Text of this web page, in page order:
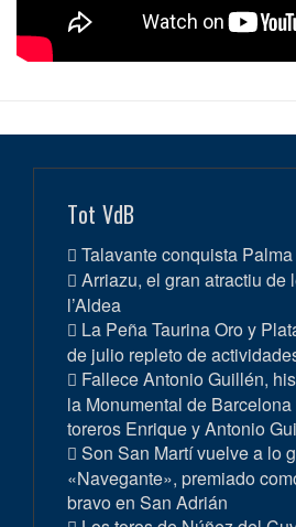
Tot VdB
Talavante conquista
Arriazu, el gran atractiu de
l’Aldea
La Peña Taurina Oro y
de julio repleto de
Fallece Antonio Guillén,
la Monumental de
toreros Enrique y Antonio
Son San Martí vuelve a lo
«Navegante», premiado
bravo en San Adrián